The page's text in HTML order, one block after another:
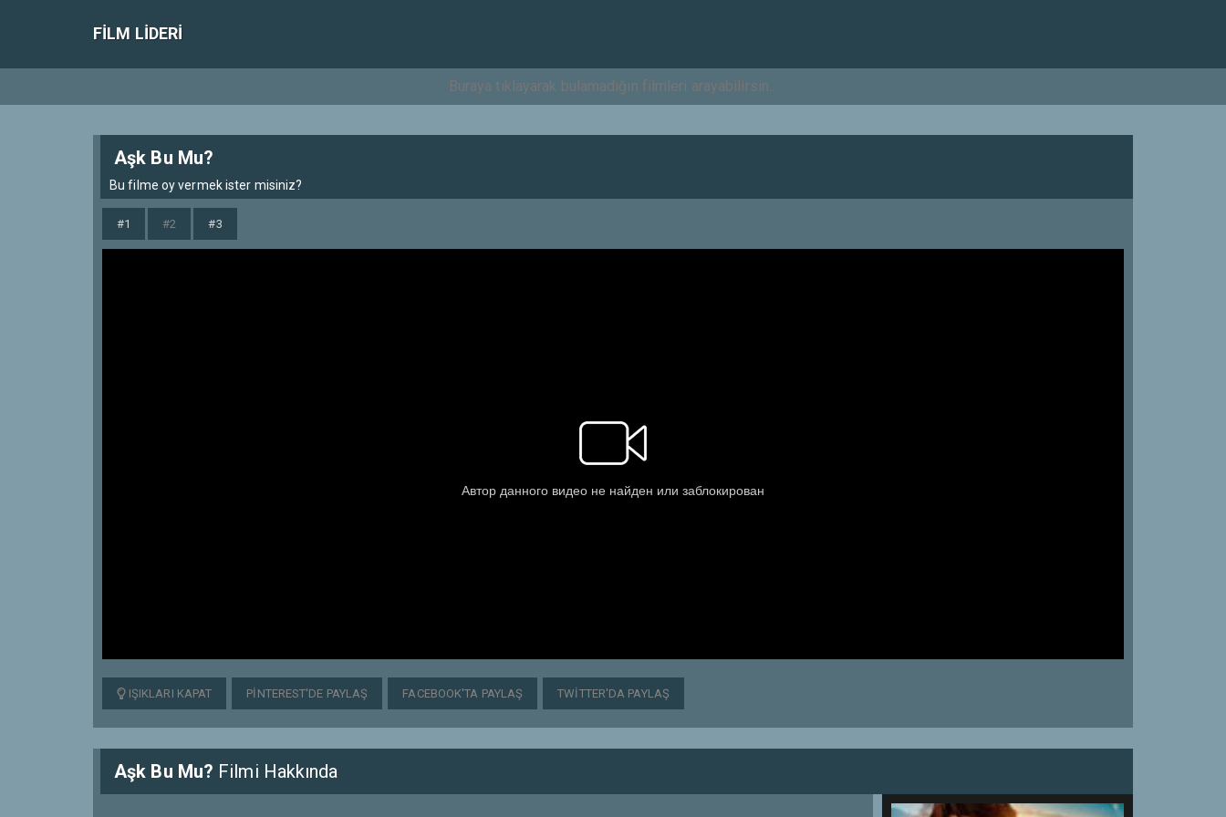
FILM LIDERI
Aşk Bu Mu?
Bu filme oy vermek ister misiniz?
#1 #2 #3
IŞIKLARI KAPAT PINTEREST'DE PAYLAŞ FACEBOOK'TA PAYLAŞ TWITTER'DA PAYLAŞ
Aşk Bu Mu? Filmi Hakkında